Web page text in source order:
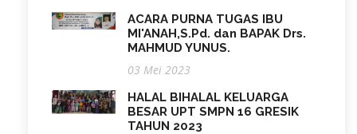
ACARA PURNA TUGAS IBU
MI'ANAH,S.Pd. dan BAPAK Drs.
MAHMUD YUNUS.
03 Mei 2023
HALAL BIHALAL KELUARGA
BESAR UPT SMPN 16 GRESIK
TAHUN 2023